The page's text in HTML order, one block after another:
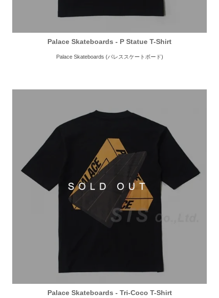
Palace Skateboards - P Statue T-Shirt
Palace Skateboards (パレススケートボード)
Palace Skateboards - Tri-Coco T-Shirt